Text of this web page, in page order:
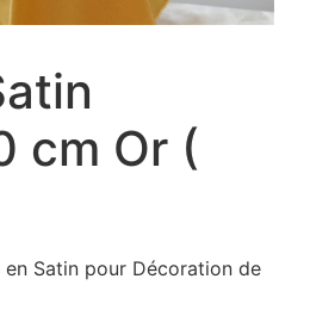
cm Or (
en Satin pour Décoration de